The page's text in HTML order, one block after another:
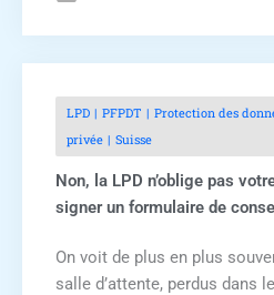
LPD PFPDT Protection des
privée
Suisse
Non, la LPD n’oblige pas
signer un formulaire de
On voit de plus en plus
salle d’attente, perdus dans